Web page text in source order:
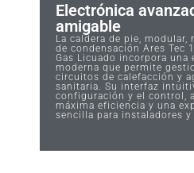
Electrónica
amigable
La caldera de pie, modular,
de condensación Ares Tec
Gas Licuado incorpora una
moderna que permite
circuitos de calefacción y
sanitaria. Su interfaz
configuración y el control,
máxima eficiencia y una
sencilla para instaladores y